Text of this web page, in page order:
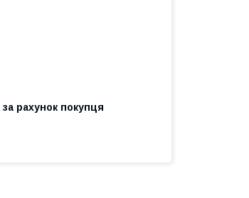
за рахунок покупця